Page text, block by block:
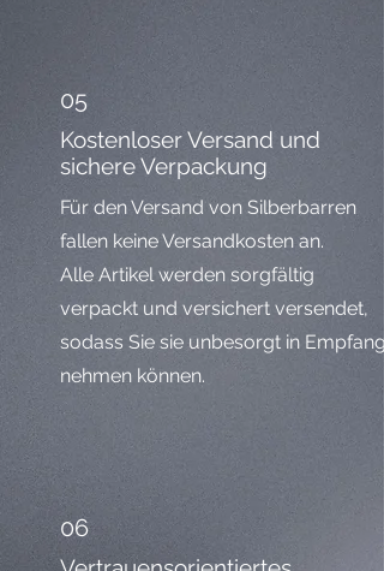
05
Kostenloser Versand und
sichere Verpackung
Für den Versand von Silberbarren
fallen keine Versandkosten an.
Alle Artikel werden sorgfältig
verpackt und versichert versendet,
sodass Sie sie unbesorgt in Empfang
nehmen können.
06